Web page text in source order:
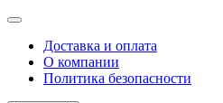
Доставка и оплата
О компании
Политика безопасности